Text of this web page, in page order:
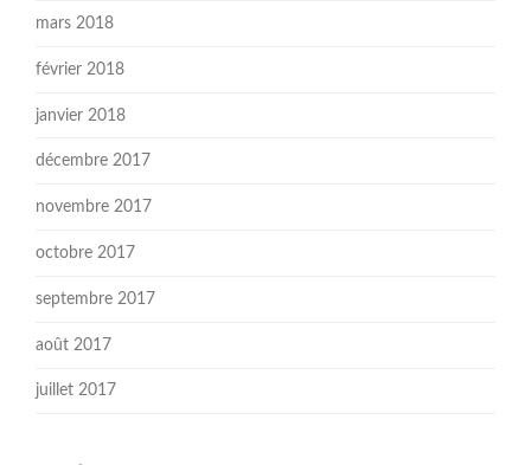
mars 2018
février 2018
janvier 2018
décembre 2017
novembre 2017
octobre 2017
septembre 2017
août 2017
juillet 2017